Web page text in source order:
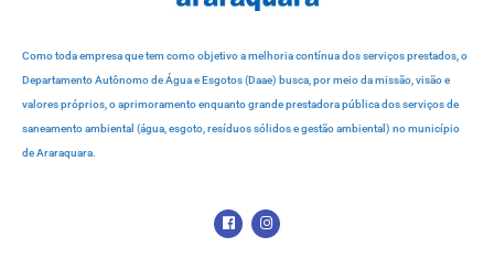
Como toda empresa que tem como objetivo a melhoria contínua dos serviços prestados, o
Departamento Autônomo de Água e Esgotos (Daae) busca, por meio da missão, visão e
valores próprios, o aprimoramento enquanto grande prestadora pública dos serviços de
saneamento ambiental (água, esgoto, resíduos sólidos e gestão ambiental) no município
de Araraquara.